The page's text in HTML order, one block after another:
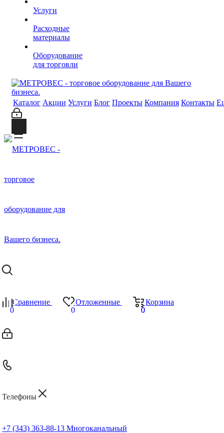
Услуги
Расходные
материалы
Оборудование
для торговли
Каталог Акции Услуги Блог Проекты Компания Контакты
Сравнение
0
Отложенные
0
Корзина
0
0
Телефоны
+7 (343) 363-88-13 Многоканальный